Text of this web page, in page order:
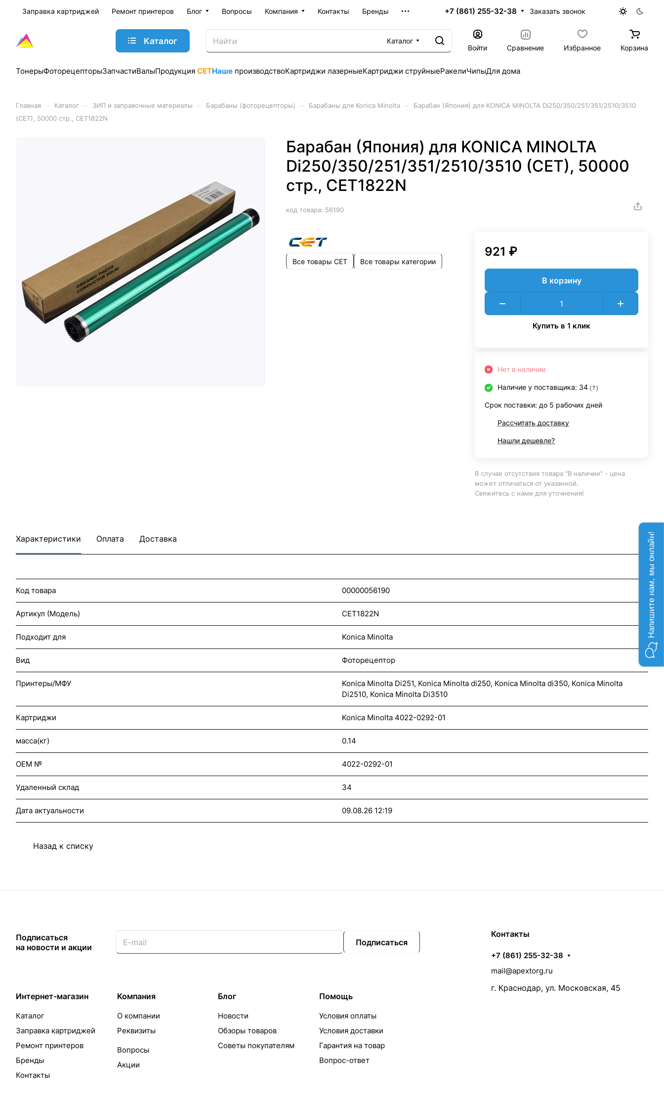
Заправка картриджей Ремонт принтеров Блог Вопросы Компания Контакты Бренды +7 (861) 255-32-38 Заказать звонок
Каталог
Каталог
Войти
Сравнение Избранное Корзина
ТонерыФоторецепторыЗапчастиВалыПродукция CETНаше производствоКартриджи лазерныеКартриджи струйныеРакелиЧипыДля дома
Главная Каталог ЗИП и заправочные материалы Барабаны (фоторецепторы) Барабаны для Konica Minolta
Барабан (Япония) для KONICA MINOLTA Di250/350/251/351/2510/3510
(CET), 50000 стр., CET1822N
Барабан (Япония) для KONICA MINOLTA
Di250/350/251/351/2510/3510 (CET), 50000
стр., CET1822N
код товара: 56190
Все товары CET Все товары категории
921 ₽
В корзину
Купить в 1 клик
Нет в наличии
Наличие у поставщика: 34 ?
Срок поставки: до 5 рабочих дней
Рассчитать доставку
Нашли дешевле?
В случае отсутствия товара "В наличии" - цена
может отличаться от указанной.
Свяжитесь с нами для уточнения!
Характеристики Оплата Доставка
Код товара 00000056190
Артикул (Модель) CET1822N
Подходит для Konica Minolta
Вид Фоторецептор
Принтеры/МФУ
Konica Minolta Di251, Konica Minolta di250, Konica Minolta di350, Konica Minolta
Di2510, Konica Minolta Di3510
Картриджи Konica Minolta 4022-0292-01
масса(кг) 0.14
OEM № 4022-0292-01
Удаленный склад 34
Дата актуальности 09.08.26 12:19
Назад к списку
Подписаться
на новости и акции
Подписаться
Интернет-магазин
Каталог
Заправка картриджей
Ремонт принтеров
Бренды
Контакты
Компания
О компании
Реквизиты
Вопросы
Акции
Блог
Новости
Обзоры товаров
Советы покупателям
Помощь
Условия оплаты
Условия доставки
Гарантия на товар
Вопрос-ответ
Контакты
+7 (861) 255-32-38
mail@apextorg.ru
г. Краснодар, ул. Московская, 45
Напишите нам, мы онлайн!